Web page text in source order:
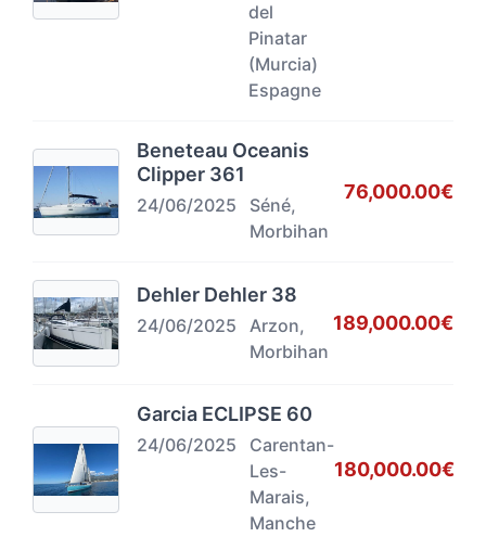
del
Pinatar
(Murcia)
Espagne
Beneteau Oceanis
Clipper 361
24/06/2025
Séné,
Morbihan
76,000.00€
Dehler Dehler 38
24/06/2025
Arzon,
Morbihan
189,000.00€
Garcia ECLIPSE 60
24/06/2025
Carentan-
Les-
Marais,
Manche
180,000.00€